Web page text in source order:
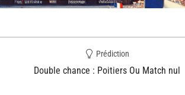
Prédiction
Double chance : Poitiers Ou Match nul